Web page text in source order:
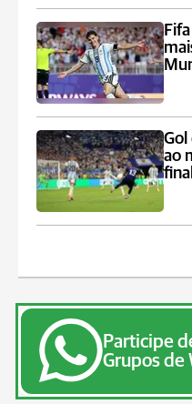
ao
Participe
Grupos de